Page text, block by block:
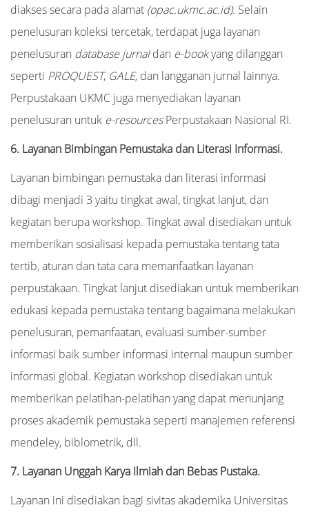
diakses secara pada alamat (opac.ukmc.ac.id). Selain
penelusuran koleksi tercetak, terdapat juga layanan
penelusuran database jurnaldan e-bookyang dilanggan
seperti PROQUEST, GALE, dan langganan jurnal lainnya.
Perpustakaan UKMC juga menyediakan layanan
penelusuran untuk e-resourcesPerpustakaan Nasional RI.
6. Layanan Bimbingan Pemustaka dan Literasi Informasi.
Layanan bimbingan pemustaka dan literasi informasi
dibagi menjadi 3 yaitu tingkat awal, tingkat lanjut, dan
kegiatan berupa workshop. Tingkat awal disediakan untuk
memberikan sosialisasi kepada pemustaka tentang tata
tertib, aturan dan tata cara memanfaatkan layanan
perpustakaan. Tingkat lanjut disediakan untuk memberikan
edukasi kepada pemustaka tentang bagaimana melakukan
penelusuran, pemanfaatan, evaluasi sumber-sumber
informasi baik sumber informasi internal maupun sumber
informasi global. Kegiatan workshop disediakan untuk
memberikan pelatihan-pelatihan yang dapat menunjang
proses akademik pemustaka seperti manajemen referensi
mendeley, biblometrik, dll.
7. Layanan Unggah Karya Ilmiah dan Bebas Pustaka.
Layanan ini disediakan bagi sivitas akademika Universitas